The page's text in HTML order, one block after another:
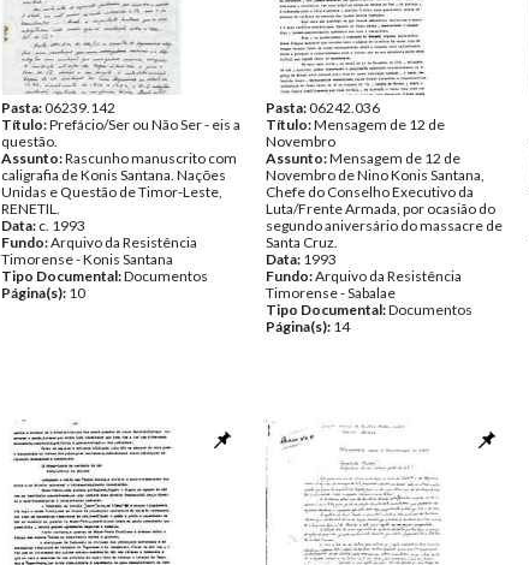
Pasta:06239.142
Título:Prefácio/Ser ou Não Ser - eis a
questão.
Assunto:Rascunho manuscrito com
caligrafia de Konis Santana. Nações
Unidas e Questão de Timor-Leste,
RENETIL.
Data: c. 1993
Fundo:Arquivo da Resistência
Timorense - Konis Santana
Tipo Documental:Documentos
Página(s): 10
Pasta:06242.036
Título:Mensagem de 12 de
Novembro
Assunto:Mensagem de 12 de
Novembro de Nino Konis Santana,
Chefe do Conselho Executivo da
Luta/Frente Armada, por ocasião do
segundo aniversário do massacre de
Santa Cruz.
Data: 1993
Fundo:Arquivo da Resistência
Timorense - Sabalae
Tipo Documental:Documentos
Página(s): 14